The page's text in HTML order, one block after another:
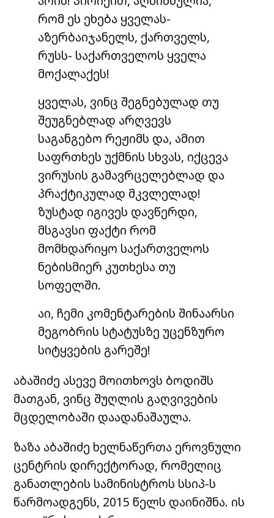
რომ ეს ეხება ყველას-
აზერბაიჯანელს, ქართველს,
რუსს- საქართველოს ყველა
მოქალაქეს!
ყველას, ვინც შეგნებულად თუ
შეუგნებლად არღვევს
საგანგებო რეჟიმს და, ამით
საფრთხეს უქმნის სხვას, იქცევა
ვირუსის გამავრცელებლად და
პრაქტიკულად მკვლელად!
ზუსტად იგივეს დავწერდი,
მსგავსი ფაქტი რომ
მომხდარიყო საქართველოს
ნებისმიერ კუთხესა თუ
სოფელში.
აი, ჩემი კომენტარების შინაარსი
მეგობრის სტატუსზე უცენზურო
სიტყვების გარეშე!
აბაშიძე ასევე მოითხოვს ბოდიშს
მათგან, ვინც შუღლის გაღვივების
მცდელობაში დაადანაშაულა.
ზაზა აბაშიძე ხელნაწერთა ეროვნული
ცენტრის დირექტორად, რომელიც
განათლების სამინისტროს სსიპ-ს
წარმოადგენს, 2015 წელს დაინიშნა. ის